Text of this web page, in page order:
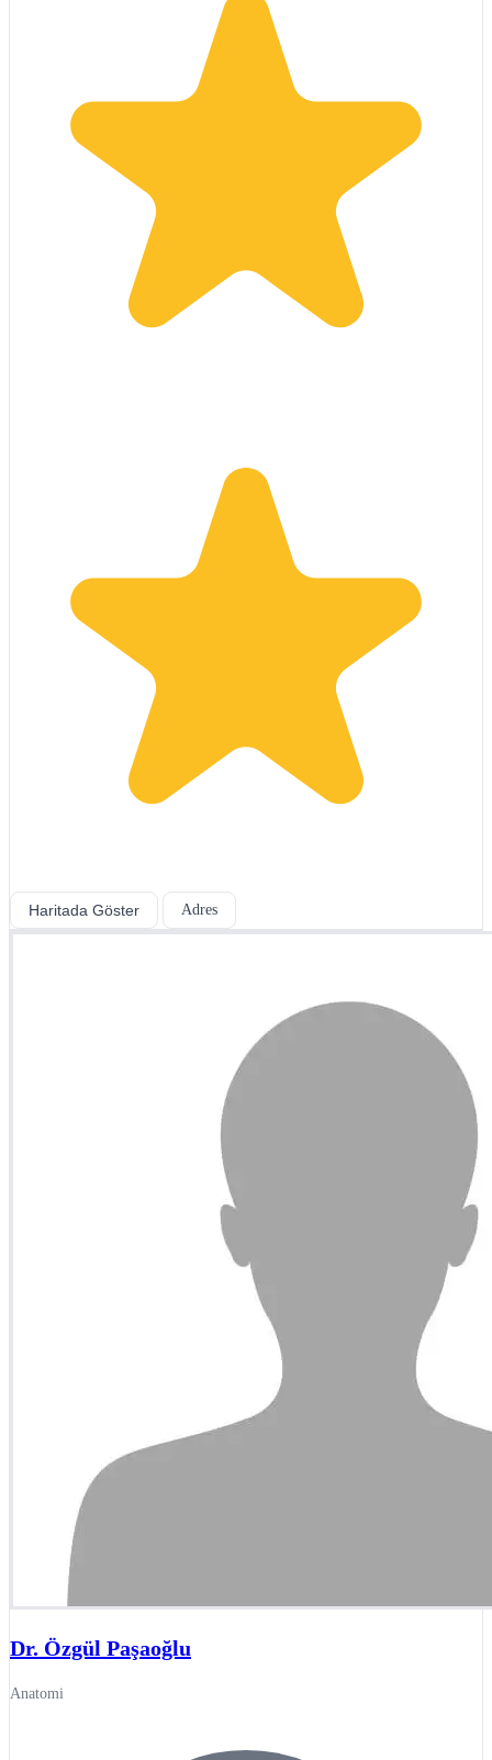
Haritada Göster Adres
Dr. Özgül Paşaoğlu
Anatomi